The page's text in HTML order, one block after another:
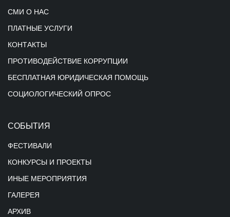
СМИ О НАС
ПЛАТНЫЕ УСЛУГИ
КОНТАКТЫ
ПРОТИВОДЕЙСТВИЕ КОРРУПЦИИ
БЕСПЛАТНАЯ ЮРИДИЧЕСКАЯ ПОМОЩЬ
СОЦИОЛОГИЧЕСКИЙ ОПРОС
СОБЫТИЯ
ФЕСТИВАЛИ
КОНКУРСЫ И ПРОЕКТЫ
ИНЫЕ МЕРОПРИЯТИЯ
ГАЛЕРЕЯ
АРХИВ